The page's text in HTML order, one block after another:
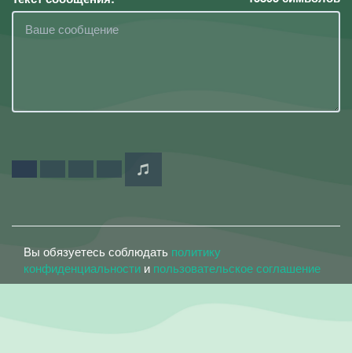
Вы обязуетесь соблюдать политику
конфиденциальности и пользовательское соглашение